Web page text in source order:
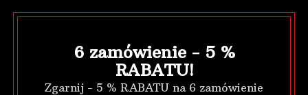
6 zamówienie - 5 %
RABATU!
Zgarnij - 5 % RABATU na 6 zamówienie